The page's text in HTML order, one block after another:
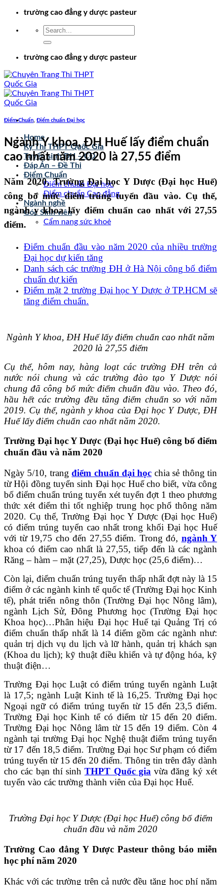
Chuyểntrường cao đẳng y dược pasteur
trường cao đẳng y dược pasteur
Home
Kỳ Thi THPT Quốc Gia
Tuyển sinh ĐH – CĐ
Đáp Án – Đề Thi
Điểm Chuẩn
Điểm chuẩn Đại học
Điểm chuẩn Cao đẳng
Ngành nghề
Góc Sinh viên
Cẩm nang sức khoẻ
Điểm Chuẩn Điểm chuẩn Đại học
Ngành Y khoa, ĐH Huế lấy điểm chuẩn
cao nhất năm 2020 là 27,55 điểm
Năm 2020, Trường Đại học Y Dược (Đại học Huế)
công bố mức điểm trúng tuyển đầu vào. Cụ thể,
ngành y khoa lấy điểm chuẩn cao nhất với 27,55
điểm.
Điểm chuẩn đầu vào năm 2020 của nhiều trường
Đại học dự kiến tăng
Danh sách các trường ĐH ở Hà Nội công bố điểm
chuẩn dự kiến
Điểm mặt 2 trường Đại học Y Dược ở TP.HCM sẽ
tăng điểm chuẩn.
Ngành Y khoa, ĐH Huế lấy điểm chuẩn cao nhất năm
2020 là 27,55 điểm
Cụ thể, hôm nay, hàng loạt các trường ĐH trên cả
nước nói chung và các trường đào tạo Y Dược nói
chung đã công bố mức điểm chuẩn đầu vào. Theo đó,
hầu hết các trường đều tăng điểm chuẩn so với năm
2019. Cụ thể, ngành y khoa của Đại học Y Dược, ĐH
Huế lấy điểm chuẩn cao nhất năm 2020.
Trường Đại học Y Dược (Đại học Huế) công bố điểm
chuẩn đầu và năm 2020
Ngày 5/10, trangđiểm chuẩn đại học chia sẻ thông tin
từ Hội đồng tuyển sinh Đại học Huế cho biết, vừa công
bố điểm chuẩn trúng tuyển xét tuyển đợt 1 theo phương
thức xét điểm thi tốt nghiệp trung học phổ thông năm
2020. Cụ thể, Trường Đại học Y Dược (Đại học Huế)
có điểm trúng tuyển cao nhất trong khối Đại học Huế
với từ 19,75 cho đến 27,55 điểm. Trong đó, ngành Y
khoa có điểm cao nhất là 27,55, tiếp đến là các ngành
Răng – hàm – mặt (27,25), Dược học (25,6 điểm)…
Còn lại, điểm chuẩn trúng tuyển thấp nhất đợt này là 15
điểm ở các ngành kinh tế quốc tế (Trường Đại học Kinh
tế), phát triển nông thôn (Trường Đại học Nông lâm),
ngành Lịch Sử, Đông Phương học (Trường Đại học
Khoa học)…Phân hiệu Đại học Huế tại Quảng Trị có
điểm chuẩn thấp nhất là 14 điểm gồm các ngành như:
quản trị dịch vụ du lịch và lữ hành, quản trị khách sạn
(Khoa du lịch); kỹ thuật điều khiển và tự động hóa, kỹ
thuật điện…
Trường Đại học Luật có điểm trúng tuyển ngành Luật
là 17,5; ngành Luật Kinh tế là 16,25. Trường Đại học
Ngoại ngữ có điểm trúng tuyển từ 15 đến 23,5 điểm.
Trường Đại học Kinh tế có điểm từ 15 đến 20 điểm.
Trường Đại học Nông lâm từ 15 đến 19 điểm. Còn 4
ngành tại trường Đại học Nghệ thuật điểm trúng tuyển
từ 17 đến 18,5 điểm. Trường Đại học Sư phạm có điểm
trúng tuyển từ 15 đến 20 điểm. Thông tin trên đây dành
cho các bạn thí sinhTHPT Quốc gia vừa đăng ký xét
tuyển vào các trường thành viên của Đại học Huế.
Trường Đại học Y Dược (Đại học Huế) công bố điểm
chuẩn đầu và năm 2020
Trường Cao đẳng Y Dược Pasteur thông báo miễn
học phí năm 2020
Khác với các trường trên cả nước đều tăng học phí năm